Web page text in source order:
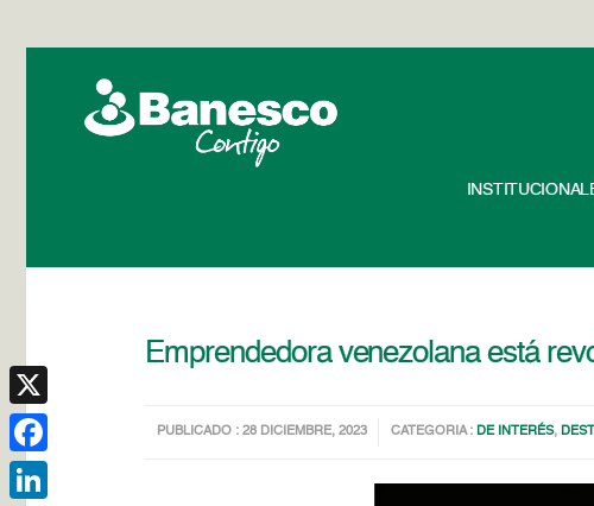
Emprendedora venezolana está
PUBLICADO : 28 DICIEMBRE, 2023 CATEGORIA : DE INTERÉS,
X
Facebook